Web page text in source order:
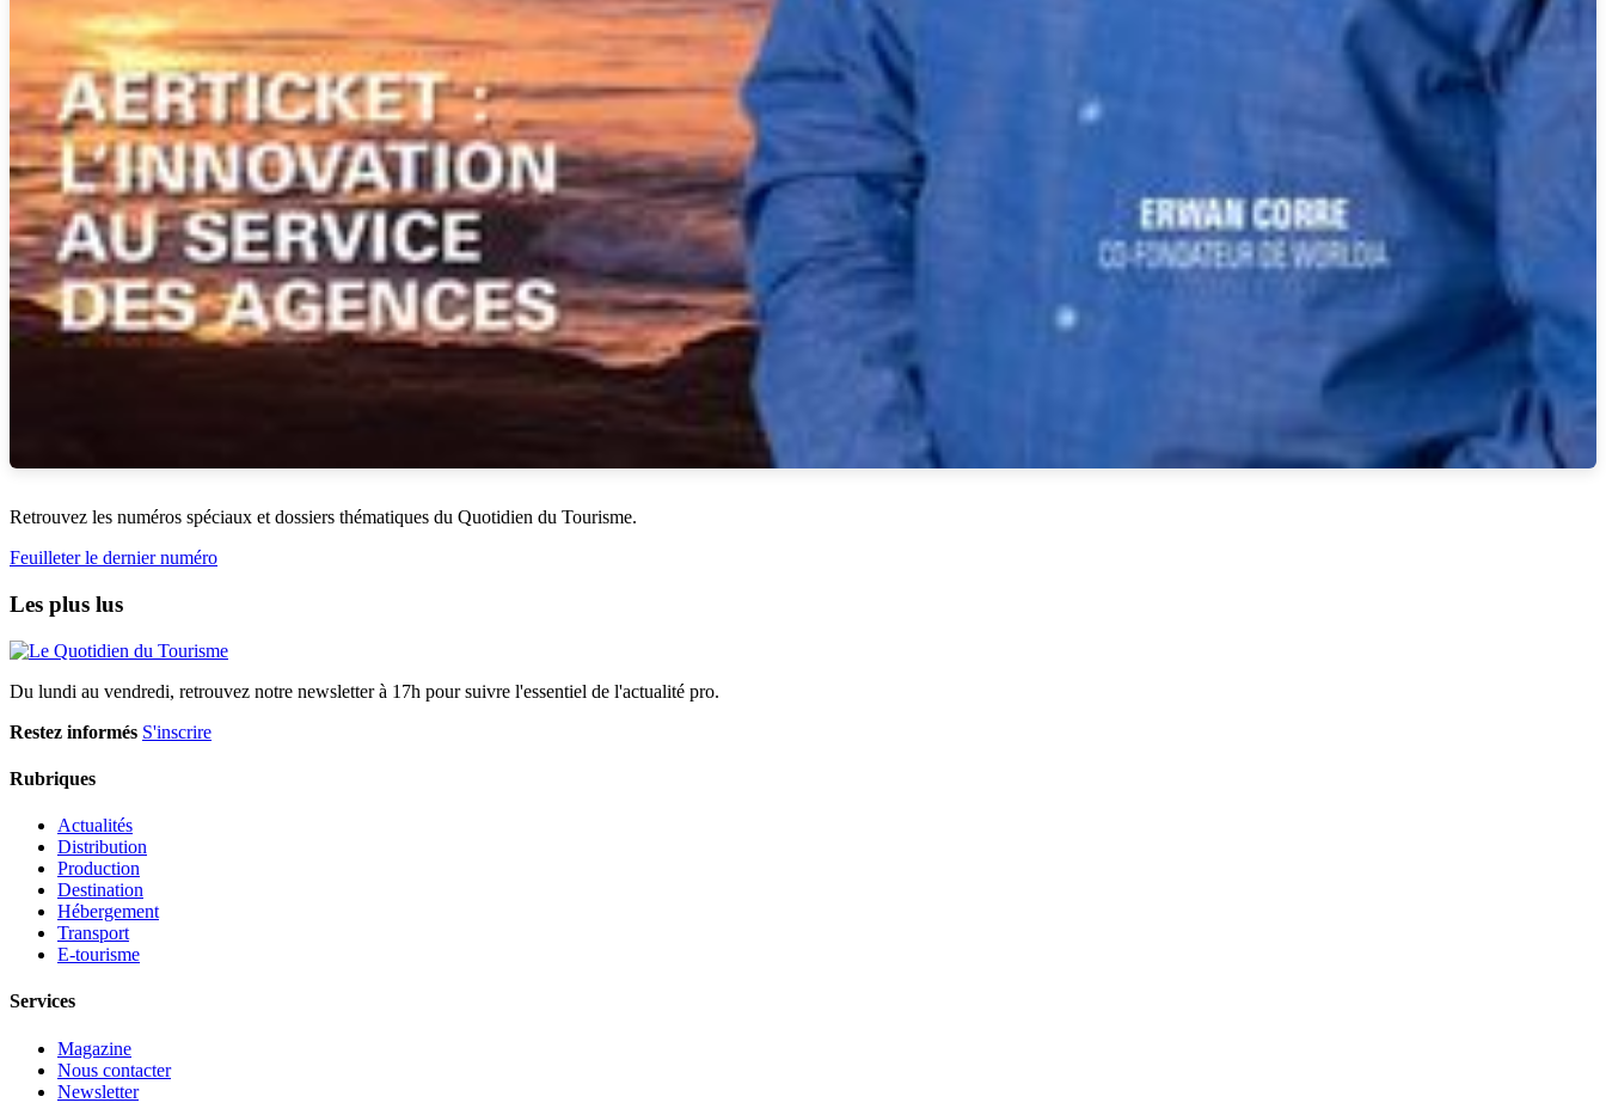
Retrouvez les numéros spéciaux et dossiers thématiques du Quotidien du Tourisme.
Feuilleter le dernier numéro
Les plus lus
Du lundi au vendredi, retrouvez notre newsletter à 17h pour suivre l'essentiel de l'actualité pro.
Restez informés S'inscrire
Rubriques
Actualités
Distribution
Production
Destination
Hébergement
Transport
E-tourisme
Services
Magazine
Nous contacter
Newsletter